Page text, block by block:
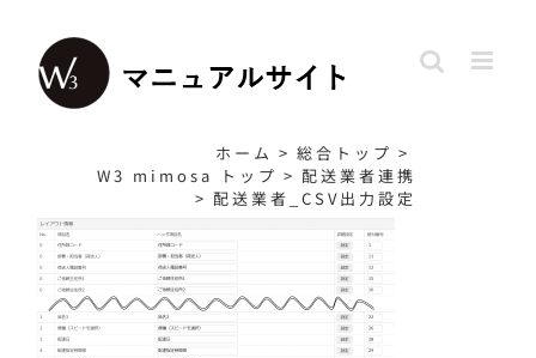
content
ホーム > 総合トップ >
W3 mimosa トップ > 配送業者連携
> 配送業者_CSV出力設定